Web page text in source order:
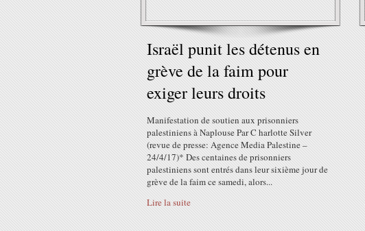
Israël punit les détenus en
grève de la faim pour
exiger leurs droits
Manifestation de soutien aux prisonniers
palestiniens à Naplouse Par C harlotte Silver
(revue de presse: Agence Media Palestine –
24/4/17)* Des centaines de prisonniers
palestiniens sont entrés dans leur sixième jour de
grève de la faim ce samedi, alors...
Lire la suite